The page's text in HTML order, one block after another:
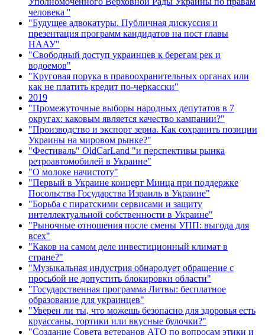
человека ''
"Будущее адвокатуры. Публичная дискуссия и
презентация программ кандидатов на пост главы
НААУ"
"Свободный доступ украинцев к берегам рек и
водоемов"
"Круговая порука в правоохранительных органах или
как не платить кредит по-черкасски"
2019
"Промежуточные выборы народных депутатов в 7
округах: каковым является качество кампании?"
"Производство и экспорт зерна. Как сохранить позиции
Украины на мировом рынке?"
"Фестиваль" OldCarLand "и перспективы рынка
ретроавтомобилей в Украине"
"О молоке начистоту"
"Первый в Украине концерт Минца при поддержке
Посольства Государства Израиль в Украине"
"Борьба с пиратскими сервисами и защиту
интеллектуальной собственности в Украине"
"Рыночные отношения после смены УПП: выгода для
всех"
"Каков на самом деле инвестиционный климат в
стране?"
"Музыкальная индустрия обнародует обращение с
просьбой не допустить блокировки области"
"Государственная программа Литвы: бесплатное
образование для украинцев"
"Уверен ли ты, что можешь безопасно для здоровья есть
круассаны, тортики или вкусные булочки?"
"Создание Совета ветеранов АТО по вопросам этики и